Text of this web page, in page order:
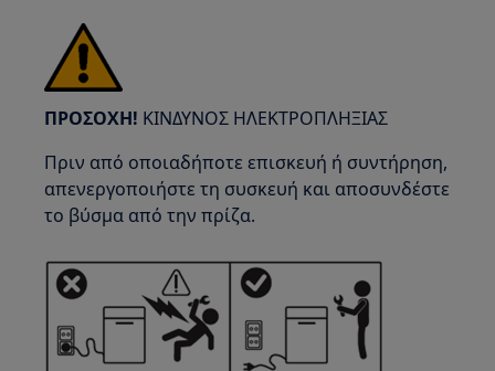
ΠΡΟΣΟΧΗ! ΚΙΝΔΥΝΟΣ ΗΛΕΚΤΡΟΠΛΗΞΙΑΣ
Πριν από οποιαδήποτε επισκευή ή συντήρηση,
απενεργοποιήστε τη συσκευή και αποσυνδέστε
το βύσμα από την πρίζα.